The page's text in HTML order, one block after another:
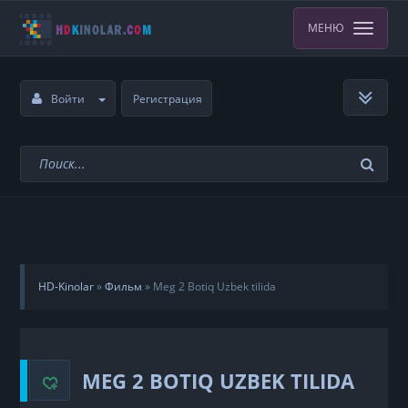
МЕНЮ
Войти Регистрация
HD-Kinolar»Фильм » Meg 2 Botiq Uzbek tilida
MEG 2 BOTIQ UZBEK TILIDA